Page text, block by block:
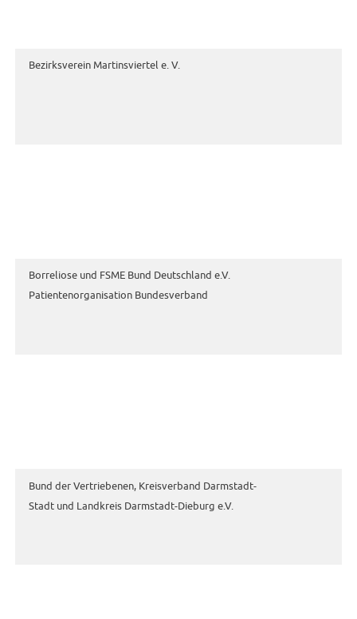
Bezirksverein Martinsviertel e. V.
Borreliose und FSME Bund Deutschland e.V.
Patientenorganisation Bundesverband
Bund der Vertriebenen, Kreisverband Darmstadt-
Stadt und Landkreis Darmstadt-Dieburg e.V.